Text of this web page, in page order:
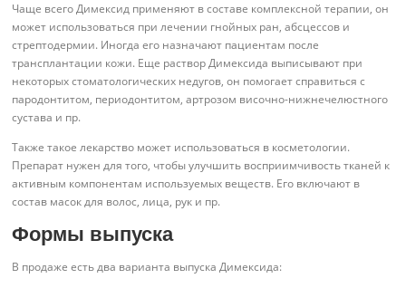
Чаще всего Димексид применяют в составе комплексной терапии, он
может использоваться при лечении гнойных ран, абсцессов и
стрептодермии. Иногда его назначают пациентам после
трансплантации кожи. Еще раствор Димексида выписывают при
некоторых стоматологических недугов, он помогает справиться с
пародонтитом, периодонтитом, артрозом височно-нижнечелюстного
сустава и пр.
Также такое лекарство может использоваться в косметологии.
Препарат нужен для того, чтобы улучшить восприимчивость тканей к
активным компонентам используемых веществ. Его включают в
состав масок для волос, лица, рук и пр.
Формы выпуска
В продаже есть два варианта выпуска Димексида: